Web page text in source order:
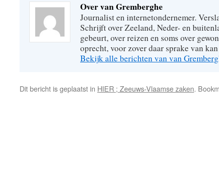
Over van Gremberghe
Journalist en internetondernemer.
Schrijft over Zeeland, Neder- en
gebeurt, over reizen en soms over
oprecht, voor zover daar sprake van
Bekijk alle berichten van van
Dit bericht is geplaatst in HIER ; Zeeuws-Vlaamse zaken.